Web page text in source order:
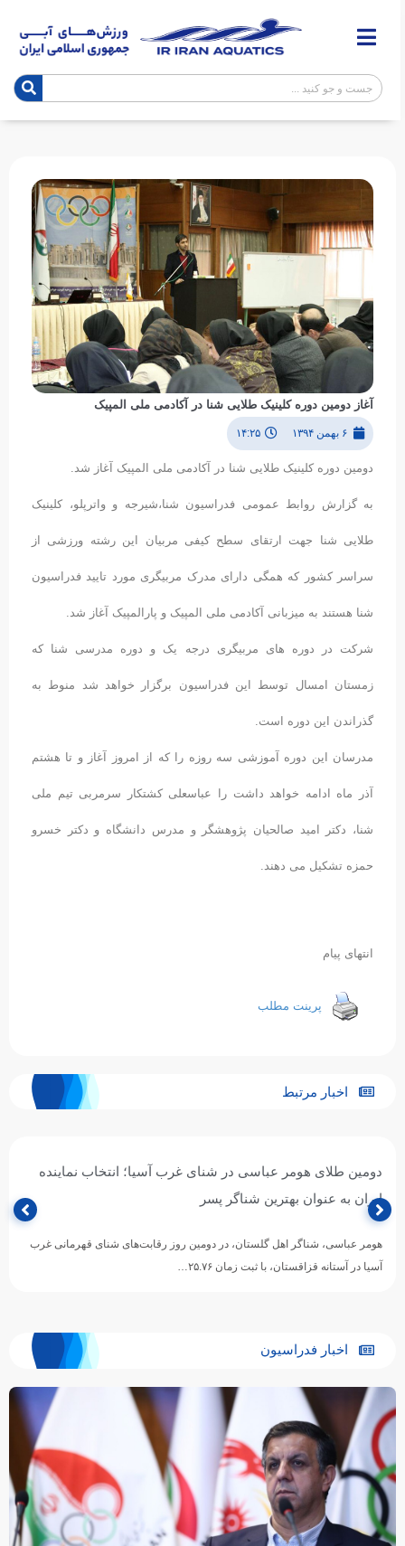
آغاز دومین دوره کلینیک طلایی شنا در آکادمی ملی المپیک
۶ بهمن ۱۳۹۴ ۱۴:۲۵
دومین دوره کلینیک طلایی شنا در آکادمی ملی المپیک آغاز شد.
به گزارش روابط عمومی فدراسیون شنا،شیرجه و واترپلو، کلینیک
طلایی شنا جهت ارتقای سطح کیفی مربیان این رشته ورزشی از
سراسر کشور که همگی دارای مدرک مربیگری مورد تایید فدراسیون
شنا هستند به میزبانی آکادمی ملی المپیک و پارالمپیک آغاز شد.
شرکت در دوره های مربیگری درجه یک و دوره مدرسی شنا که
زمستان امسال توسط این فدراسیون برگزار خواهد شد منوط به
گذراندن این دوره است.
مدرسان این دوره آموزشی سه روزه را که از امروز آغاز و تا هشتم
آذر ماه ادامه خواهد داشت را عباسعلی کشتکار سرمربی تیم ملی
شنا، دکتر امید صالحیان پژوهشگر و مدرس دانشگاه و دکتر خسرو
حمزه تشکیل می دهند.
انتهای پیام
پرینت مطلب
اخبار مرتبط
دومین طلای هومر عباسی در شنای غرب آسیا؛ انتخاب نماینده
ایران به عنوان بهترین شناگر پسر
هومر عباسی، شناگر اهل گلستان، در دومین روز رقابت‌های شنای قهرمانی غرب
آسیا در آستانه قزاقستان، با ثبت زمان ۲۵.۷۶…
اخبار فدراسیون